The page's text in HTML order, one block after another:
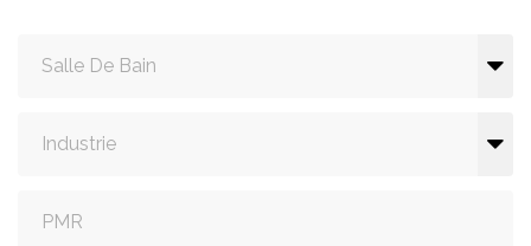
Salle De Bain
Industrie
PMR